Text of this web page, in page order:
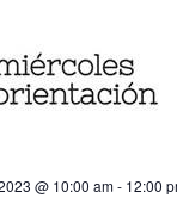
@ 10:00 am- 12:00